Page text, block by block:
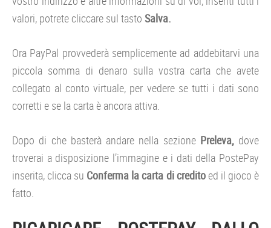
valori, potrete cliccare sul tasto Salva.
Ora PayPal provvederà semplicemente ad addebitarvi una
piccola somma di denaro sulla vostra carta che avete
collegato al conto virtuale, per vedere se tutti i dati sono
corretti e se la carta è ancora attiva.
Dopo di che basterà andare nella sezione Preleva,dove
troverai a disposizione l’immagine e i dati della PostePay
inserita, clicca su Conferma la carta di creditoed il gioco è
fatto.